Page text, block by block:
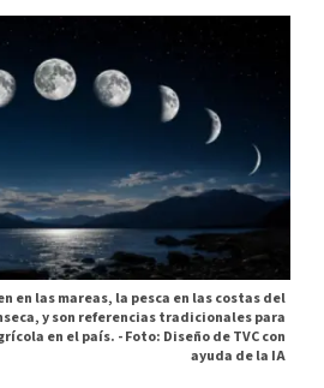
en las mareas, la pesca en las costas del
y son referencias tradicionales para
en el país. -Foto: Diseño de TVC con
ayuda de la IA